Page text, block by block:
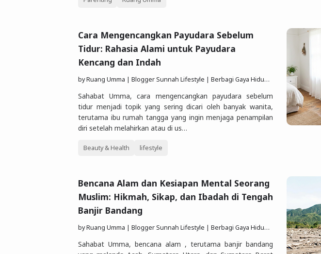
Cara Mengencangkan Payudara Sebelum
Tidur: Rahasia Alami untuk Payudara
Kencang dan Indah
byRuang Umma | Blogger Sunnah Lifestyle | Berbagi Gaya Hidup Sesuai Quran Sunnah
Sahabat Umma, cara mengencangkan payudara sebelum
tidur menjadi topik yang sering dicari oleh banyak wanita,
terutama ibu rumah tangga yang ingin menjaga penampilan
diri setelah melahirkan atau di us…
Beauty & Health lifestyle
Bencana Alam dan Kesiapan Mental Seorang
Muslim: Hikmah, Sikap, dan Ibadah di Tengah
Banjir Bandang
byRuang Umma | Blogger Sunnah Lifestyle | Berbagi Gaya Hidup Sesuai Quran Sunnah
Sahabat Umma, bencana alam , terutama banjir bandang